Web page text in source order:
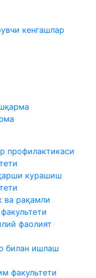
кенгашлар
профилактикаси
курашиш
ва рақамли
фаолият
билан ишлаш
факультети